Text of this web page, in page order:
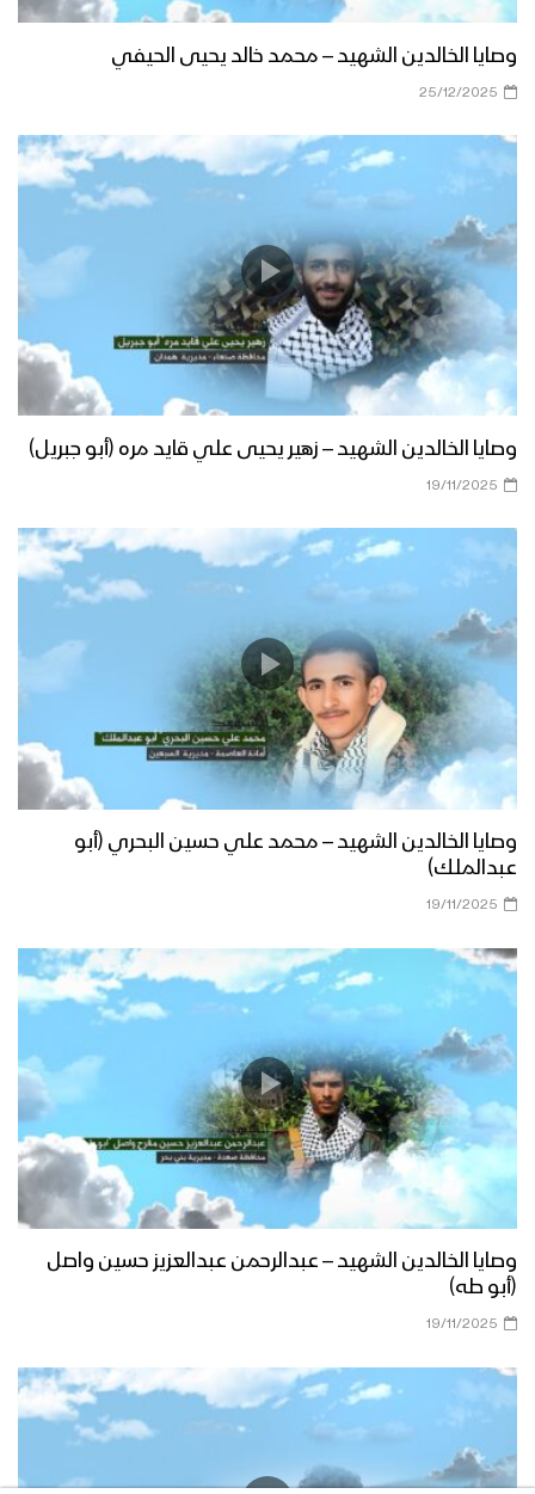
وصايا الخالدين الشهيد – محمد خالد يحيى الحيفي
25/12/2025
وصايا الخالدين الشهيد – زهير يحيى علي قايد مره (أبو جبريل)
19/11/2025
وصايا الخالدين الشهيد – محمد علي حسين البحري (أبو
عبدالملك)
19/11/2025
وصايا الخالدين الشهيد – عبدالرحمن عبدالعزيز حسين واصل
(أبو طه)
19/11/2025